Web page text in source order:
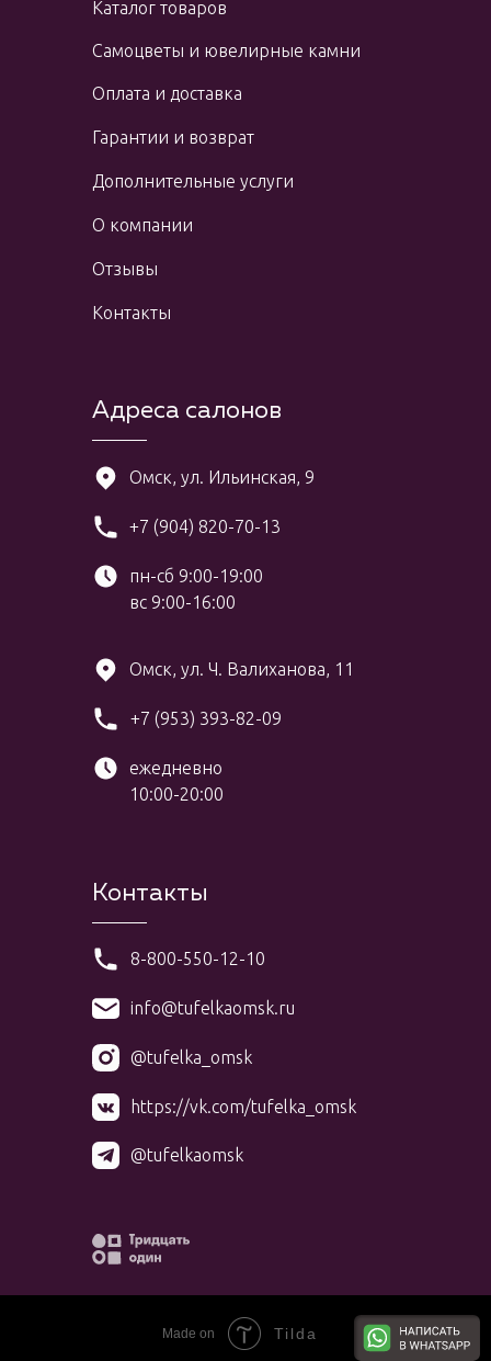
Каталог товаров
Самоцветы и ювелирные камни
Оплата и доставка
Адреса салонов
+7 (904) 820-70-13
пн-сб 9:00-19:00
вс 9:00-16:00
Омск, ул. Ильинская, 9
+7 (953) 393-82-09
ежедневно
10:00-20:00
Омск, ул. Ч. Валиханова, 11
Контакты
@tufelka_omsk
https://vk.com/tufelka_omsk
Гарантии и возврат
Дополнительные услуги
О компании
Отзывы
Контакты
@tufelkaomsk
8-800-550-12-10
info@tufelkaomsk.ru
Made on Tilda